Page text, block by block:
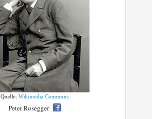
Quelle:Wikimedia Commons
Peter Rosegger